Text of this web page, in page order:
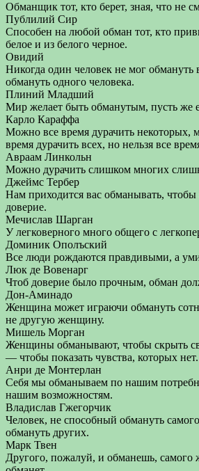
Обманщик тот, кто берет, зная, что не
Публилий Сир
Способен на любой обман тот, кто
белое и из белого черное.
Овидий
Никогда один человек не мог обмануть
обмануть одного человека.
Плиний Младший
Мир желает быть обманутым, пусть же
Карло Караффа
Можно все время дурачить некоторых,
время дурачить всех, но нельзя все
Авраам Линкольн
Можно дурачить слишком многих
Джеймс Тербер
Нам приходится вас обманывать, чтобы
доверие.
Мечислав Шарган
У легковерного много общего с
Доминик Ополъский
Все люди рождаются правдивыми, а
Люк де Вовенарг
Чтоб доверие было прочным, обман
Дон-Аминадо
Женщина может играючи обмануть
не другую женщину.
Мишель Морган
Женщины обманывают, чтобы скрыть
— чтобы показать чувства, которых нет.
Анри де Монтерлан
Себя мы обманываем по нашим
нашим возможностям.
Владислав Гжегорчик
Человек, не способный обмануть
обмануть других.
Марк Твен
Другого, пожалуй, и обманешь, самого